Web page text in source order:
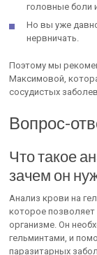
головные боли
Но вы уже
нервничать.
Поэтому мы
Максимовой,
сосудистых
Вопрос-
Что такое
зачем он
Анализ крови на
которое позволяет
организме. Он
гельминтами, и
паразитарных